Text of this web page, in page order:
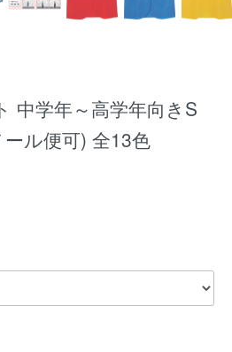
中学年～高学年向きS
ル便可) 全13色